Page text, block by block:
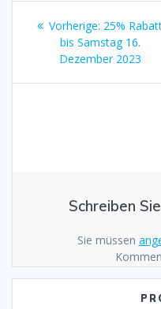
Beitrags-
Navigation
Vorherige: Vorheriger
Beitrag:
25%
bis Samstag 16.
Dezember 2023
Schreiben
Sie müssen